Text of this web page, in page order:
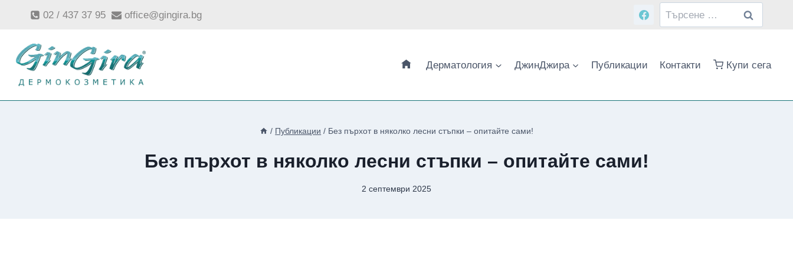
съдържанието
02 / 437 37 95 office@gingira.bg
Търсене
за:
Дерматология ДжинДжира Публикации Контакти Купи сега
/ Публикации / Без пърхот в няколко лесни стъпки – опитайте сами!
Без пърхот в няколко лесни стъпки – опитайте сами!
2 септември 2025